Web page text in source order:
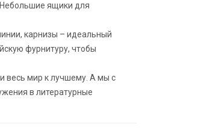
ящики для
карнизы – идеальный
фурнитуру, чтобы
весь мир к лучшему. А мы с
в литературные